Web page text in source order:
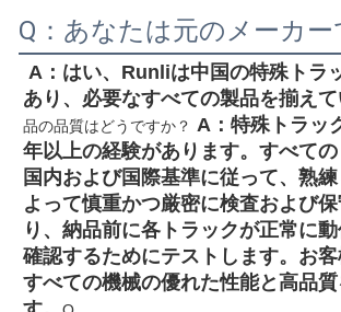
Q：あなたは元のメーカー
あり、必要なすべての製品を揃えて
品の品質はどうですか？ A：特殊トラッ
年以上の経験があります。すべての
国内および国際基準に従って、熟
よって慎重かつ厳密に検査および
り、納品前に各トラックが正常に
確認するためにテストします。お
すべての機械の優れた性能と高品質